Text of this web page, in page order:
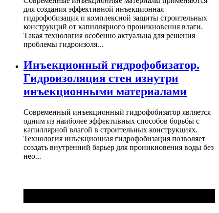
для создания эффективной инъекционная
гидрофобизация и комплексной защиты строительных
конструкций от капиллярного проникновения влаги.
Такая технология особенно актуальна для решения
проблемы гидроизоля...
Инъекционный гидрофобизатор.
Гидроизоляция стен изнутри
инъекционными материалами
Современный инъекционный гидрофобизатор является
одним из наиболее эффективных способов борьбы с
капиллярной влагой в строительных конструкциях.
Технология инъекционная гидрофобизация позволяет
создать внутренний барьер для проникновения воды без
нео...